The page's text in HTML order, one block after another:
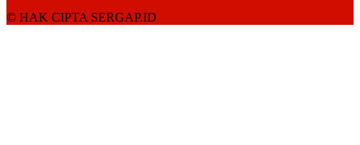
© HAK CIPTA SERGAP.ID